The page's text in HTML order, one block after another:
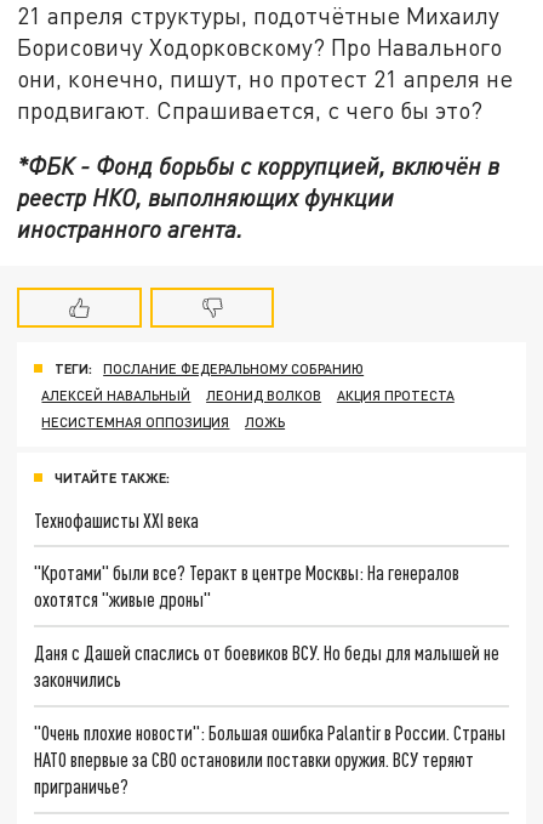
21 апреля структуры, подотчётные Михаилу
Борисовичу Ходорковскому? Про Навального
они, конечно, пишут, но протест 21 апреля не
продвигают. Спрашивается, с чего бы это?
*ФБК - Фонд борьбы с коррупцией, включён в
реестр НКО, выполняющих функции
иностранного агента.
ТЕГИ:
ПОСЛАНИЕ ФЕДЕРАЛЬНОМУ СОБРАНИЮ
АЛЕКСЕЙ НАВАЛЬНЫЙ
ЛЕОНИД ВОЛКОВ
АКЦИЯ ПРОТЕСТА
НЕСИСТЕМНАЯ ОППОЗИЦИЯ
ЛОЖЬ
ЧИТАЙТЕ ТАКЖЕ:
Технофашисты XXI века
"Кротами" были все? Теракт в центре Москвы: На генералов
охотятся "живые дроны"
Даня с Дашей спаслись от боевиков ВСУ. Но беды для малышей не
закончились
"Очень плохие новости": Большая ошибка Palantir в России. Страны
НАТО впервые за СВО остановили поставки оружия. ВСУ теряют
приграничье?